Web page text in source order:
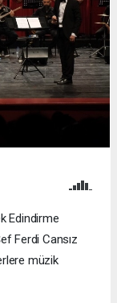
Edindirme
Ferdi Cansız
müzik